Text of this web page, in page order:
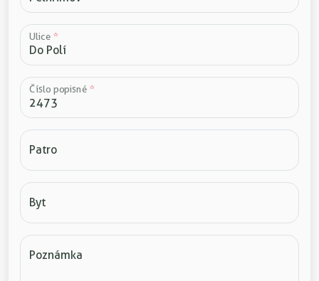
Ulice*
Číslo popisné*
Patro
Byt
Poznámka